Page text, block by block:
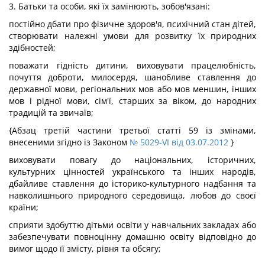
3. Батьки та особи, які їх замінюють, зобов'язані:
постійно дбати про фізичне здоров'я, психічний стан дітей,
створювати належні умови для розвитку їх природних
здібностей;
поважати гідність дитини, виховувати працелюбність,
почуття доброти, милосердя, шанобливе ставлення до
державної мови, регіональних мов або мов меншин, інших
мов і рідної мови, сім'ї, старших за віком, до народних
традицій та звичаїв;
{Абзац третій частини третьої статті 59 із змінами,
внесеними згідно із Законом № 5029-VI від 03.07.2012 }
виховувати повагу до національних, історичних,
культурних цінностей українського та інших народів,
дбайливе ставлення до історико-культурного надбання та
навколишнього природного середовища, любов до своєї
країни;
сприяти здобуттю дітьми освіти у навчальних закладах або
забезпечувати повноцінну домашню освіту відповідно до
вимог щодо її змісту, рівня та обсягу;